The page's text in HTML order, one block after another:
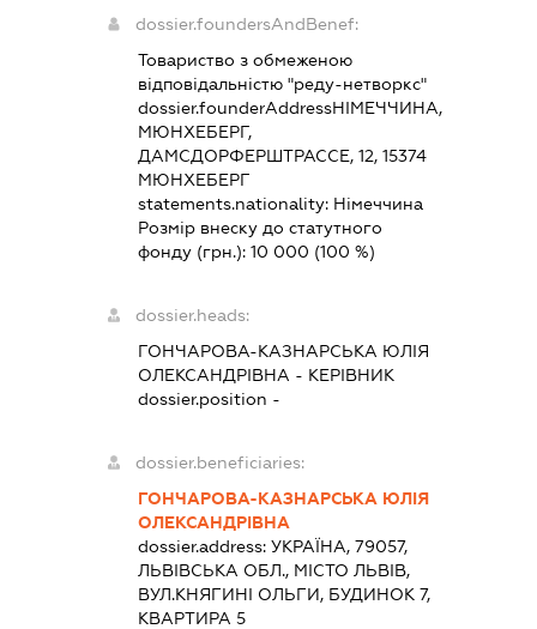
dossier.foundersAndBenef:
Товариство з обмеженою
відповідальністю "реду-нетворкс"
dossier.founderAddressНІМЕЧЧИНА,
МЮНХЕБЕРГ,
ДАМСДОРФЕРШТРАССЕ, 12, 15374
МЮНХЕБЕРГ
statements.nationality: Німеччина
Розмір внеску до статутного
фонду (грн.): 10 000 (100 %)
dossier.heads:
ГОНЧАРОВА-КАЗНАРСЬКА ЮЛІЯ
ОЛЕКСАНДРІВНА - КЕРІВНИК
dossier.position -
dossier.beneficiaries:
ГОНЧАРОВА-КАЗНАРСЬКА ЮЛІЯ
ОЛЕКСАНДРІВНА
dossier.address: УКРАЇНА, 79057,
ЛЬВІВСЬКА ОБЛ., МІСТО ЛЬВІВ,
ВУЛ.КНЯГИНІ ОЛЬГИ, БУДИНОК 7,
КВАРТИРА 5